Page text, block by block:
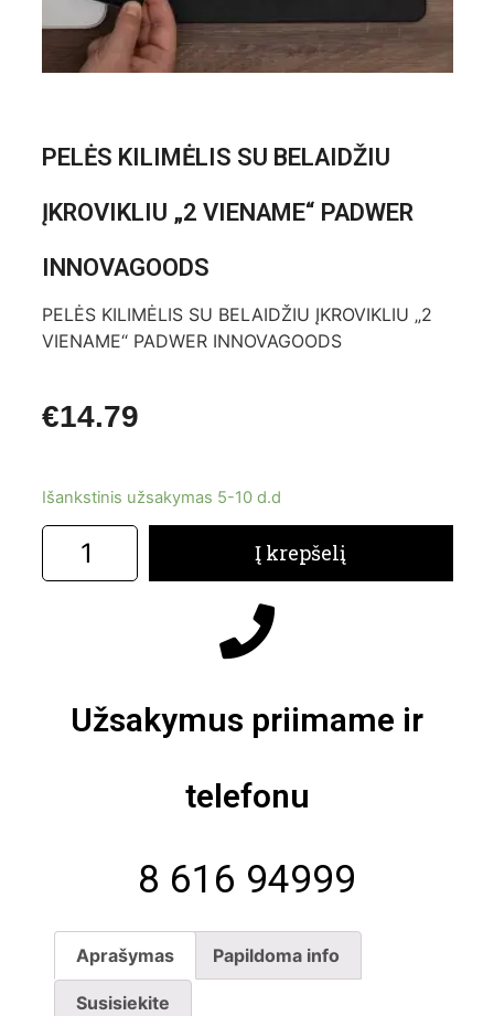
PELĖS KILIMĖLIS SU BELAIDŽIU
ĮKROVIKLIU „2 VIENAME“ PADWER
INNOVAGOODS
PELĖS KILIMĖLIS SU BELAIDŽIU ĮKROVIKLIU „2
VIENAME“ PADWER INNOVAGOODS
€14.79
Išankstinis užsakymas 5-10 d.d
Į krepšelį
Užsakymus priimame ir
telefonu
8 616 94999
Aprašymas Papildoma info
Susisiekite